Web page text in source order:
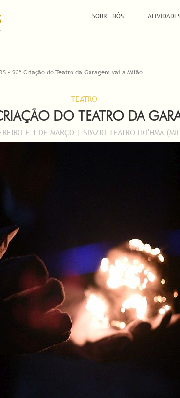
SOBRE NÓS ATIVIDADES
- 93ª Criação do Teatro da Garagem vai a Milão
TEATRO
DO TEATRO DA
E 1 DE MARÇO | SPAZIO TEATRO NO'HMA